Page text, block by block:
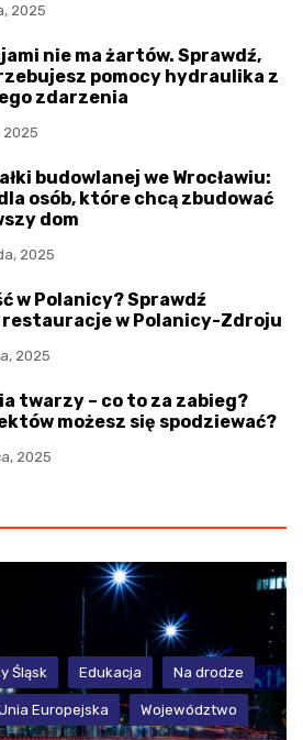
2025
nie ma żartów. Sprawdź,
pomocy hydraulika z
zdarzenia
2025
budowlanej we Wrocławiu:
osób, które chcą zbudować
dom
2025
w Polanicy? Sprawdź
w Polanicy-Zdroju
2025
twarzy – co to za zabieg?
możesz się spodziewać?
2025
Śląsk Edukacja Na drodze
Europejska Województwo